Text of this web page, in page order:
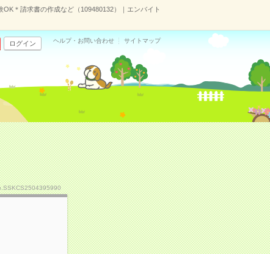
OK＊請求書の作成など（109480132）｜エンバイト
ログイン ヘルプ・お問い合わせ サイトマップ